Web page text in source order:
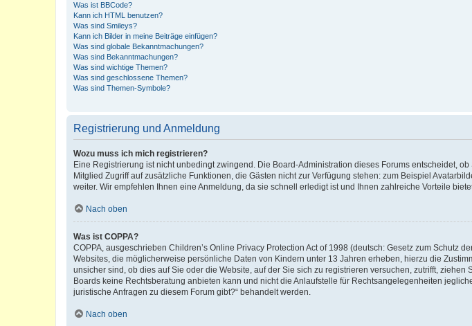
Was ist BBCode?
Kann ich HTML benutzen?
Was sind Smileys?
Kann ich Bilder in meine Beiträge einfügen?
Was sind globale Bekanntmachungen?
Was sind Bekanntmachungen?
Was sind wichtige Themen?
Was sind geschlossene Themen?
Was sind Themen-Symbole?
Registrierung und Anmeldung
Wozu muss ich mich registrieren?
Eine Registrierung ist nicht unbedingt zwingend. Die Board-Administration dieses Forums entscheidet,
Mitglied Zugriff auf zusätzliche Funktionen, die Gästen nicht zur Verfügung stehen: zum Beispiel
weiter. Wir empfehlen Ihnen eine Anmeldung, da sie schnell erledigt ist und Ihnen zahlreiche Vorteile
Nach oben
Was ist COPPA?
COPPA, ausgeschrieben Children’s Online Privacy Protection Act of 1998 (deutsch: Gesetz zum Schutz
Websites, die möglicherweise persönliche Daten von Kindern unter 13 Jahren erheben, hierzu die
unsicher sind, ob dies auf Sie oder die Website, auf der Sie sich zu registrieren versuchen, zutrifft,
Boards keine Rechtsberatung anbieten kann und nicht die Anlaufstelle für Rechtsangelegenheiten
juristische Anfragen zu diesem Forum gibt?“ behandelt werden.
Nach oben